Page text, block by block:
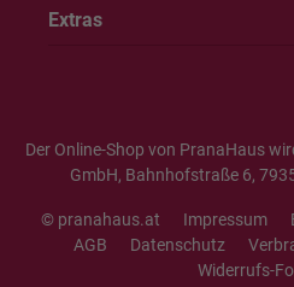
Extras
Der Online-Shop von PranaHaus
GmbH, Bahnhofstraße 6,
© pranahaus.at Impressum
AGB
Datenschutz
Widerrufs-